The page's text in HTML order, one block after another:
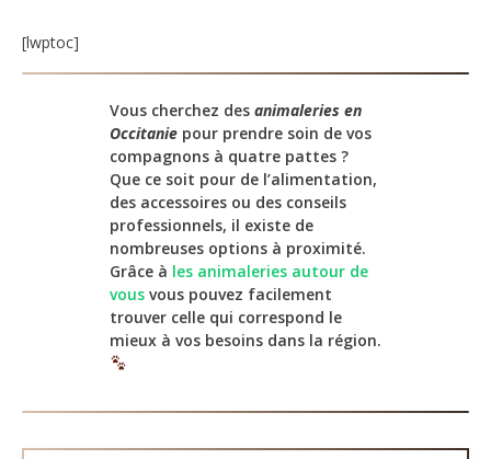
[lwptoc]
Vous cherchez des animaleries en
Occitanie pour prendre soin de vos
compagnons à quatre pattes ?
Que ce soit pour de l’alimentation,
des accessoires ou des conseils
professionnels, il existe de
nombreuses options à proximité.
Grâce à les animaleries autour de
vous vous pouvez facilement
trouver celle qui correspond le
mieux à vos besoins dans la région.